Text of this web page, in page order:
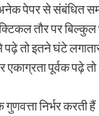
पेपर से संबंधित
तौर पर बिल्कुल
तो इतने घंटे
पूर्वक पढ़े
गुणवत्ता निर्भर